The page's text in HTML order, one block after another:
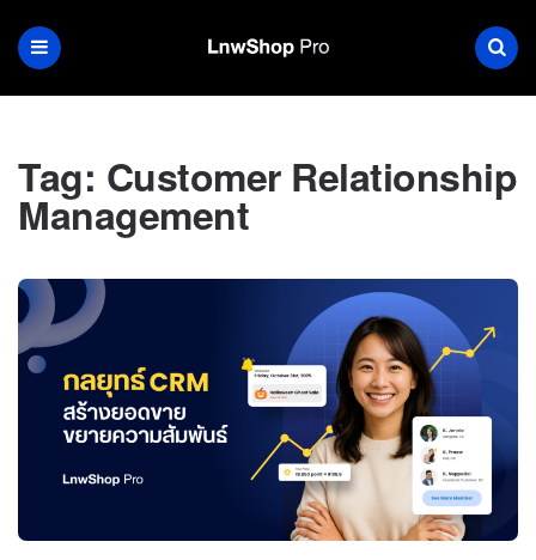
Tag: Customer Relationship
Management